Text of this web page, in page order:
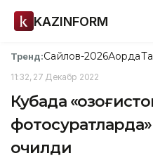
KAZINFORM
Тренд:Сайлов-2026Ақорда
11:32, 27 Декабр 2022
Кубада
очилди